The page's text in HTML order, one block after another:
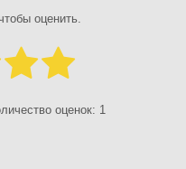
оценить.
оценок: 1